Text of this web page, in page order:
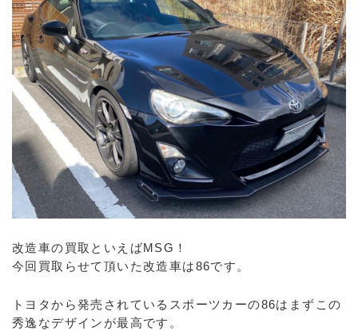
改造車の買取といえばMSG！
今回買取らせて頂いた改造車は86です。
トヨタから発売されているスポーツカーの86はまずこの
秀逸なデザインが最高です。